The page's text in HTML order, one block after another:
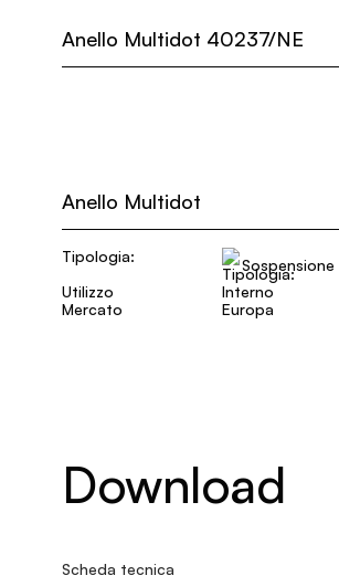
Anello Multidot 40237/NE
Anello Multidot
Tipologia:
Sospensione
Utilizzo
Interno
Mercato
Europa
Download
Scheda tecnica